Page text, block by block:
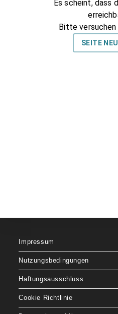
Impressum
Nutzungsbedingungen
Haftungsausschluss
Cookie Richtlinie